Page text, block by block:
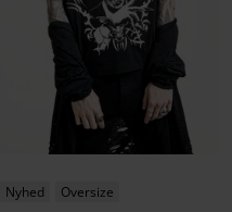
Nyhed Oversize